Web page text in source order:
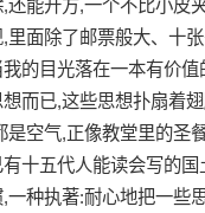
能开方,一个不比小皮
面除了邮票般大、十
的目光落在一本有价
而已,这些思想扑扇着
空气,正像教堂里的圣
十五代人能读会写的
种执著:耐心地把一些